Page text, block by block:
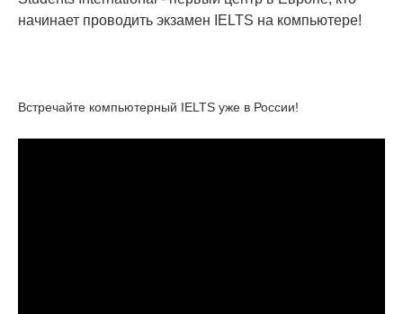
начинает проводить экзамен IELTS на компьютере!
Встречайте компьютерный IELTS уже в России!